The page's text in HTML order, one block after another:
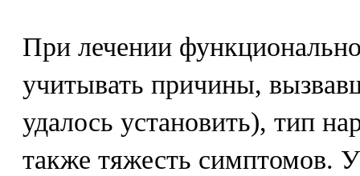
При лечении
учитывать причины,
удалось установить), тип
также тяжесть симптомов.